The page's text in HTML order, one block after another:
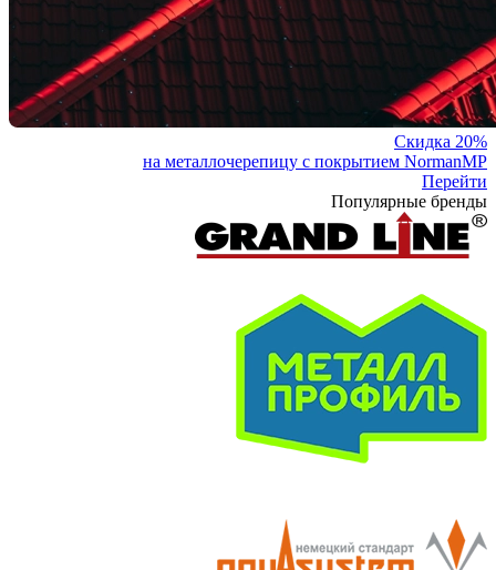
Скидка 20%
на металлочерепицу с покрытием NormanMP
Перейти
Популярные бренды